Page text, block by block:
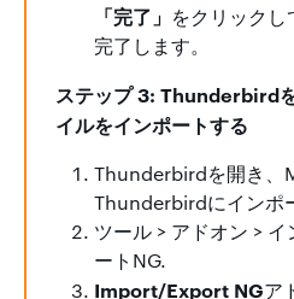
「完了」 をクリック
完了します。
ステップ 3: Thunderbird
イルをインポートする
Thunderbirdを開き、
Thunderbirdにインポ
ツール > アドオン >
ートNG.
Import/Export NGア